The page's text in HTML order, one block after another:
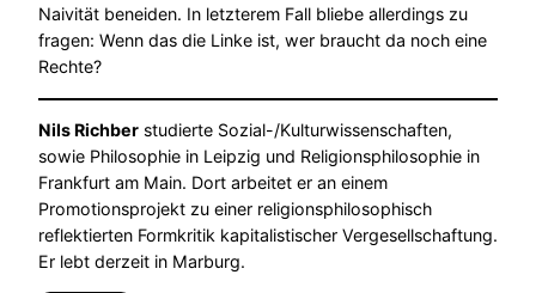
Naivität beneiden. In letzterem Fall bliebe allerdings zu
fragen: Wenn das die Linke ist, wer braucht da noch eine
Rechte?
Nils Richber studierte Sozial-/Kulturwissenschaften,
sowie Philosophie in Leipzig und Religionsphilosophie in
Frankfurt am Main. Dort arbeitet er an einem
Promotionsprojekt zu einer religionsphilosophisch
reflektierten Formkritik kapitalistischer Vergesellschaftung.
Er lebt derzeit in Marburg.